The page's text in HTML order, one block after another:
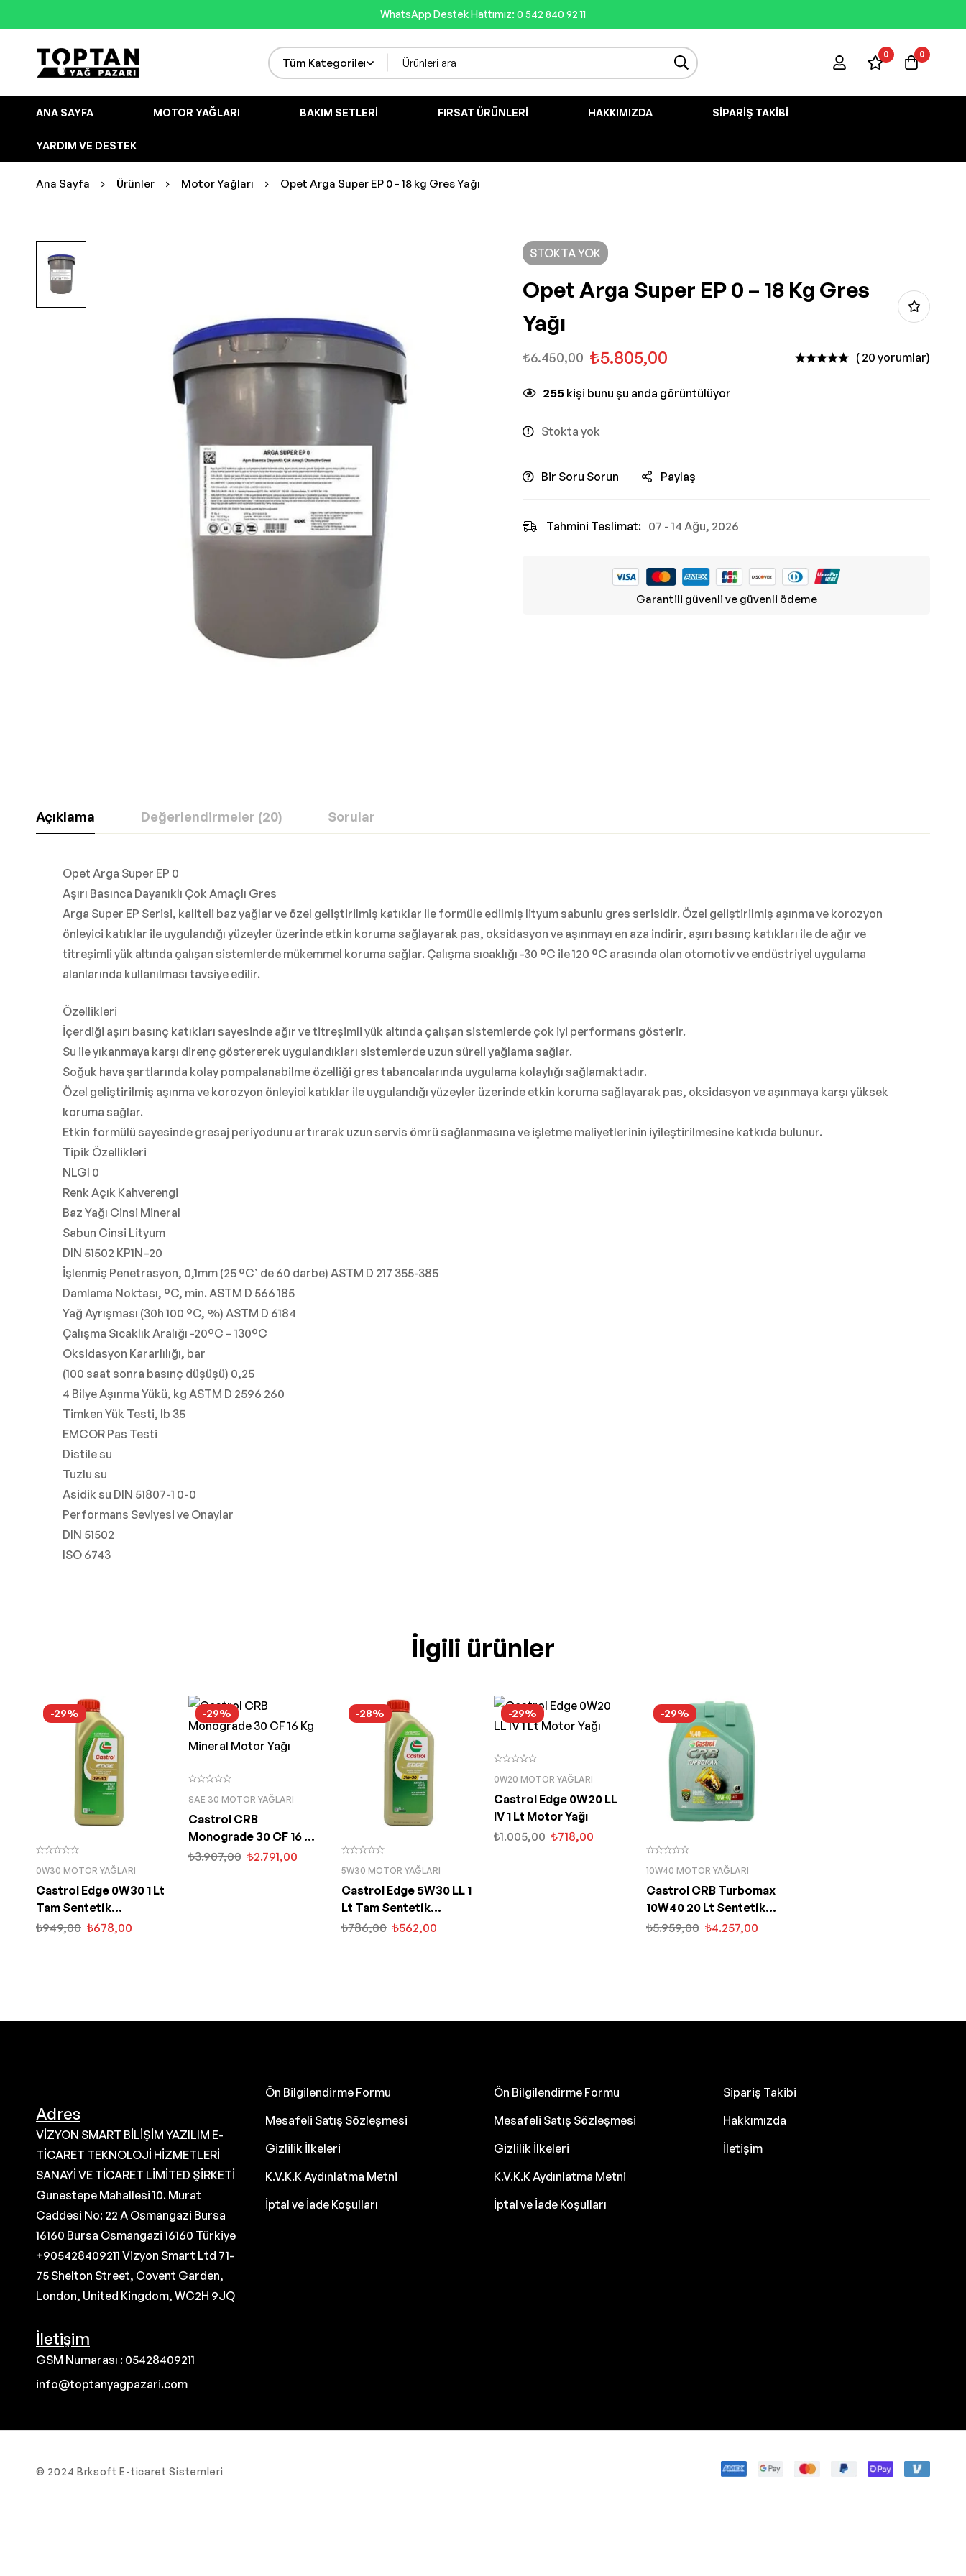
WhatsApp Destek Hattımız: 0 542 840 92 11
0 0
ANA SAYFA MOTOR YAĞLARI BAKIM SETLERI FIRSAT ÜRÜNLERI HAKKIMIZDA SIPARIŞ TAKIBI
YARDIM VE DESTEK
Ana Sayfa Ürünler Motor Yağları Opet Arga Super EP 0 - 18 kg Gres Yağı
STOKTA YOK
Opet Arga Super EP 0 – 18 Kg Gres
Yağı
₺6.450,00 ₺5.805,00 ( 20 yorumlar)
255 kişi bunu şu anda görüntülüyor
Stokta yok
Bir Soru Sorun Paylaş
Tahmini Teslimat: 07 - 14 Ağu, 2026
Garantili güvenli ve güvenli ödeme
Açıklama Değerlendirmeler (20) Sorular
Opet Arga Super EP 0
Aşırı Basınca Dayanıklı Çok Amaçlı Gres
Arga Super EP Serisi, kaliteli baz yağlar ve özel geliştirilmiş katıklar ile formüle edilmiş lityum sabunlu gres serisidir. Özel geliştirilmiş aşınma ve korozyon
önleyici katıklar ile uygulandığı yüzeyler üzerinde etkin koruma sağlayarak pas, oksidasyon ve aşınmayı en aza indirir, aşırı basınç katıkları ile de ağır ve
titreşimli yük altında çalışan sistemlerde mükemmel koruma sağlar. Çalışma sıcaklığı -30 °C ile 120 °C arasında olan otomotiv ve endüstriyel uygulama
alanlarında kullanılması tavsiye edilir.
Özellikleri
İçerdiği aşırı basınç katıkları sayesinde ağır ve titreşimli yük altında çalışan sistemlerde çok iyi performans gösterir.
Su ile yıkanmaya karşı direnç göstererek uygulandıkları sistemlerde uzun süreli yağlama sağlar.
Soğuk hava şartlarında kolay pompalanabilme özelliği gres tabancalarında uygulama kolaylığı sağlamaktadır.
Özel geliştirilmiş aşınma ve korozyon önleyici katıklar ile uygulandığı yüzeyler üzerinde etkin koruma sağlayarak pas, oksidasyon ve aşınmaya karşı yüksek
koruma sağlar.
Etkin formülü sayesinde gresaj periyodunu artırarak uzun servis ömrü sağlanmasına ve işletme maliyetlerinin iyileştirilmesine katkıda bulunur.
Tipik Özellikleri
NLGI 0
Renk Açık Kahverengi
Baz Yağı Cinsi Mineral
Sabun Cinsi Lityum
DIN 51502 KP1N–20
İşlenmiş Penetrasyon, 0,1mm (25 °C’ de 60 darbe) ASTM D 217 355-385
Damlama Noktası, °C, min. ASTM D 566 185
Yağ Ayrışması (30h 100 °C, %) ASTM D 6184
Çalışma Sıcaklık Aralığı -20°C – 130°C
Oksidasyon Kararlılığı, bar
(100 saat sonra basınç düşüşü) 0,25
4 Bilye Aşınma Yükü, kg ASTM D 2596 260
Timken Yük Testi, lb 35
EMCOR Pas Testi
Distile su
Tuzlu su
Asidik su DIN 51807-1 0-0
Performans Seviyesi ve Onaylar
DIN 51502
ISO 6743
İlgili ürünler
-29%
0W30 MOTOR YAĞLARI
Castrol Edge 0W30 1 Lt
Tam Sentetik
Partiküllü Motor Yağı
₺949,00 ₺678,00
-29%
SAE 30 MOTOR YAĞLARI
Castrol CRB
Monograde 30 CF 16 Kg
Mineral Motor Yağı
₺3.907,00 ₺2.791,00
-28%
5W30 MOTOR YAĞLARI
Castrol Edge 5W30 LL 1
Lt Tam Sentetik
Partiküllü Motor Yağı
₺786,00 ₺562,00
-29%
0W20 MOTOR YAĞLARI
Castrol Edge 0W20 LL
IV 1 Lt Motor Yağı
₺1.005,00 ₺718,00
-29%
10W40 MOTOR YAĞLARI
Castrol CRB Turbomax
10W40 20 Lt Sentetik
Motor Yağı
₺5.959,00 ₺4.257,00
Adres
VİZYON SMART BİLİŞİM YAZILIM E-
TİCARET TEKNOLOJİ HİZMETLERİ
SANAYİ VE TİCARET LİMİTED ŞİRKETİ
Gunestepe Mahallesi 10. Murat
Caddesi No: 22 A Osmangazi Bursa
16160 Bursa Osmangazi 16160 Türkiye
+905428409211 Vizyon Smart Ltd 71-
75 Shelton Street, Covent Garden,
London, United Kingdom, WC2H 9JQ
İletişim
GSM Numarası : 05428409211
info@toptanyagpazari.com
Ön Bilgilendirme Formu
Mesafeli Satış Sözleşmesi
Gizlilik İlkeleri
K.V.K.K Aydınlatma Metni
İptal ve İade Koşulları
Ön Bilgilendirme Formu
Mesafeli Satış Sözleşmesi
Gizlilik İlkeleri
K.V.K.K Aydınlatma Metni
İptal ve İade Koşulları
Sipariş Takibi
Hakkımızda
İletişim
© 2024 Brksoft E-ticaret Sistemleri